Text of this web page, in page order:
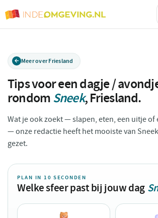
Meer over Friesland
Tips voor een dagje /
rondomSneek,Friesland.
Wat je ook zoekt — slapen, eten, een uitje of
— onze redactie heeft het mooiste van
gezet.
PLAN IN 10 SECONDEN
Welke sfeer past bij jouw dag